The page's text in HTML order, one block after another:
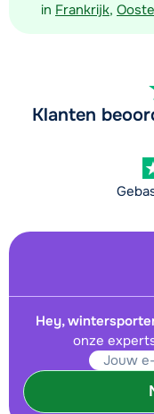
in Frankrijk,
Klanten
Hey,
onze